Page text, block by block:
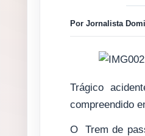
Por Jornalista
Trágico
compreendido
O Trem de